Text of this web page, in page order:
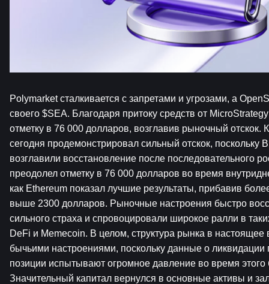
Polymarket сталкивается с запретами и угрозами, а
своего $SEA. Благодаря притоку средств от
отметку в 76 000 долларов, возглавив рыночный
сегодня продемонстрировал сильный отскок, поскольку
возглавили восстановление после последовательного
преодолел отметку в 76 000 долларов во время
как Ethereum показал лучшие результаты, прибавив
выше 2300 долларов. Рыночные настроения быстро
сильного страха и спровоцировали широкое ралли в
DeFi и Memecoin. В целом, структура рынка в настоящее
бычьими настроениями, поскольку данные о ликвидации
позиции испытывают огромное давление во время этого
Значительный капитал вернулся в основные активы и